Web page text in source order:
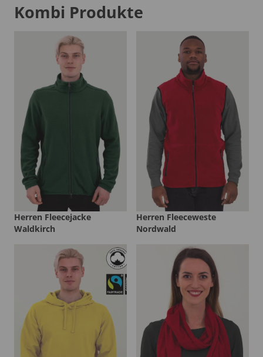
Kombi Produkte
Herren Fleecejacke
Waldkirch
Herren Fleeceweste
Nordwald